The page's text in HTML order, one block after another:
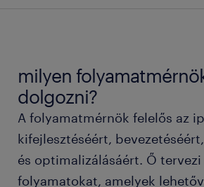
folyamatmérnök munkakör
folyamatmérnökként dolgozni.
szükséges tanulmányok és
milyen
dolgozni?
A folyamatmérnök felelős az
kifejlesztéséért,
és optimalizálásáért. Ő
folyamatokat, amelyek